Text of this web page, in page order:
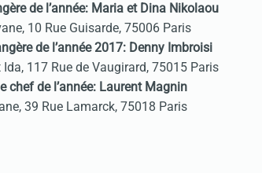
de l’année: Maria et Dina Nikolaou
10 Rue Guisarde, 75006 Paris
de l’année 2017: Denny Imbroisi
Ida, 117 Rue de Vaugirard, 75015 Paris
chef de l’année: Laurent Magnin
39 Rue Lamarck, 75018 Paris